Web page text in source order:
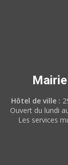
Hôtel de ville :
Ouvert du lundi
Les services